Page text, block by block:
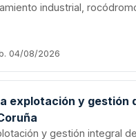
industrial,
especializado dotado
sobre estructuras,
04/08/2026
explotación y gestión
y gestión integral